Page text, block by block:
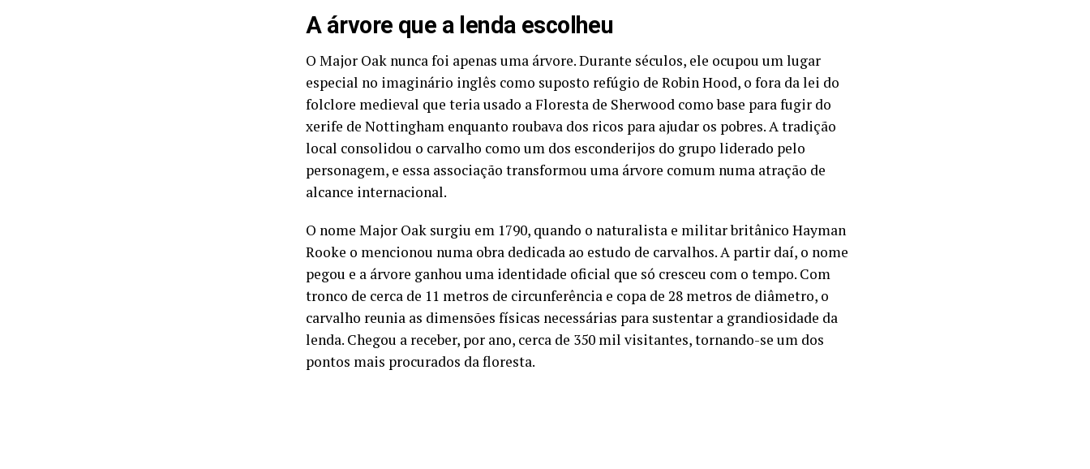
A árvore que a lenda escolheu
O Major Oak nunca foi apenas uma árvore. Durante séculos, ele ocupou um lugar
especial no imaginário inglês como suposto refúgio de Robin Hood, o fora da lei do
folclore medieval que teria usado a Floresta de Sherwood como base para fugir do
xerife de Nottingham enquanto roubava dos ricos para ajudar os pobres. A tradição
local consolidou o carvalho como um dos esconderijos do grupo liderado pelo
personagem, e essa associação transformou uma árvore comum numa atração de
alcance internacional.
O nome Major Oak surgiu em 1790, quando o naturalista e militar britânico Hayman
Rooke o mencionou numa obra dedicada ao estudo de carvalhos. A partir daí, o nome
pegou e a árvore ganhou uma identidade oficial que só cresceu com o tempo. Com
tronco de cerca de 11 metros de circunferência e copa de 28 metros de diâmetro, o
carvalho reunia as dimensões físicas necessárias para sustentar a grandiosidade da
lenda. Chegou a receber, por ano, cerca de 350 mil visitantes, tornando-se um dos
pontos mais procurados da floresta.